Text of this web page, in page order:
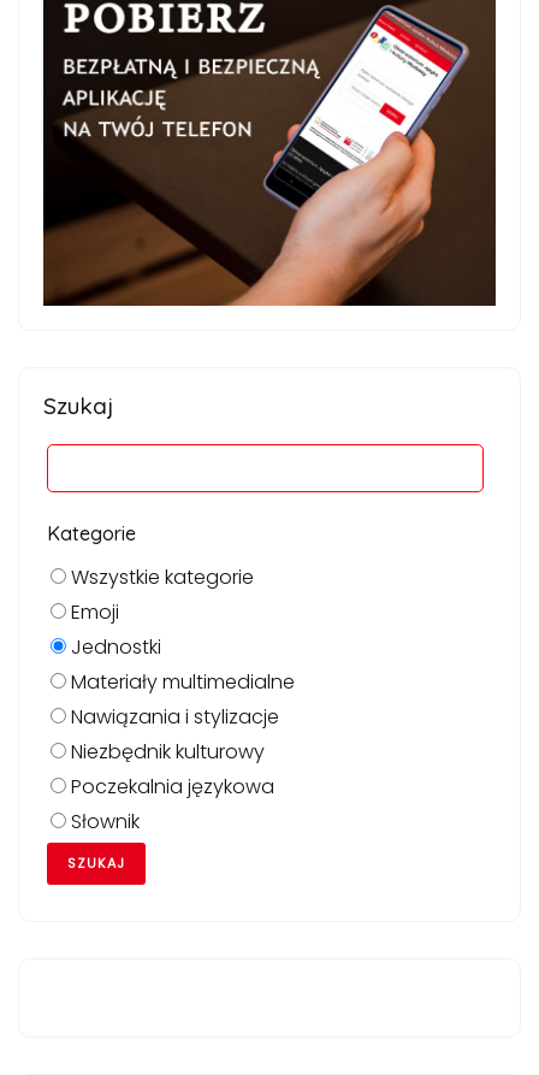
Szukaj
Kategorie
Wszystkie kategorie
Emoji
Jednostki
Materiały multimedialne
Nawiązania i stylizacje
Niezbędnik kulturowy
Poczekalnia językowa
Słownik